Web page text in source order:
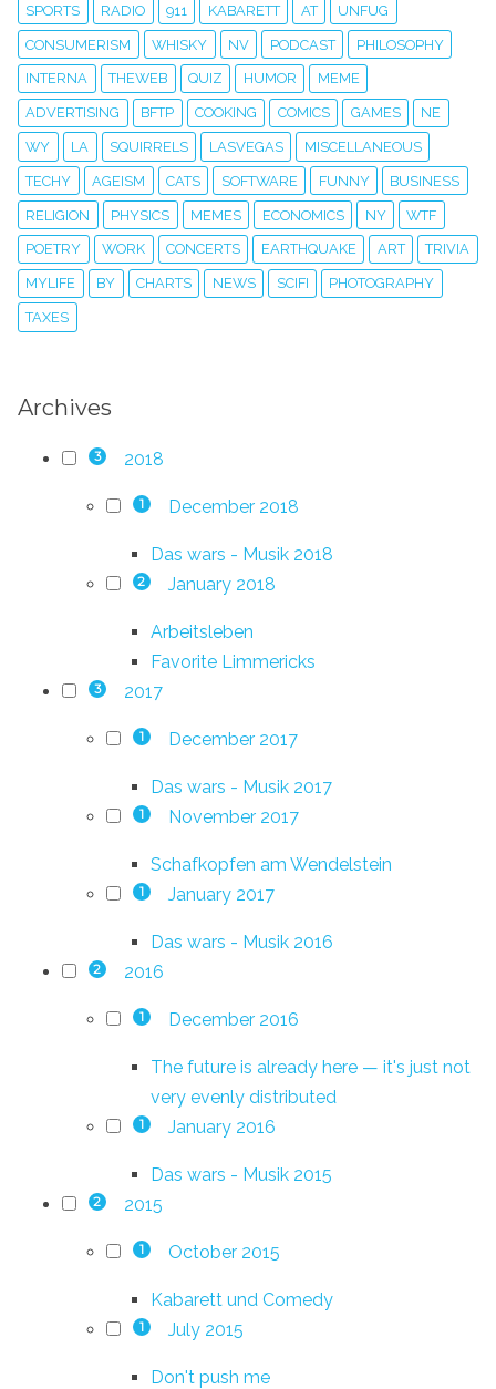
SPORTS RADIO 911 KABARETT AT UNFUG
CONSUMERISM WHISKY NV PODCAST PHILOSOPHY
INTERNA THEWEB QUIZ HUMOR MEME
ADVERTISING BFTP COOKING COMICS GAMES NE
WY LA SQUIRRELS LASVEGAS MISCELLANEOUS
TECHY AGEISM CATS SOFTWARE FUNNY BUSINESS
RELIGION PHYSICS MEMES ECONOMICS NY WTF
POETRY WORK CONCERTS EARTHQUAKE ART TRIVIA
MYLIFE BY CHARTS NEWS SCIFI PHOTOGRAPHY
TAXES
Archives
3 2018
1 December 2018
Das wars - Musik 2018
2 January 2018
Arbeitsleben
Favorite Limmericks
3 2017
1 December 2017
Das wars - Musik 2017
1 November 2017
Schafkopfen am Wendelstein
1 January 2017
Das wars - Musik 2016
2 2016
1 December 2016
The future is already here — it's just not
very evenly distributed
1 January 2016
Das wars - Musik 2015
2 2015
1 October 2015
Kabarett und Comedy
1 July 2015
Don't push me